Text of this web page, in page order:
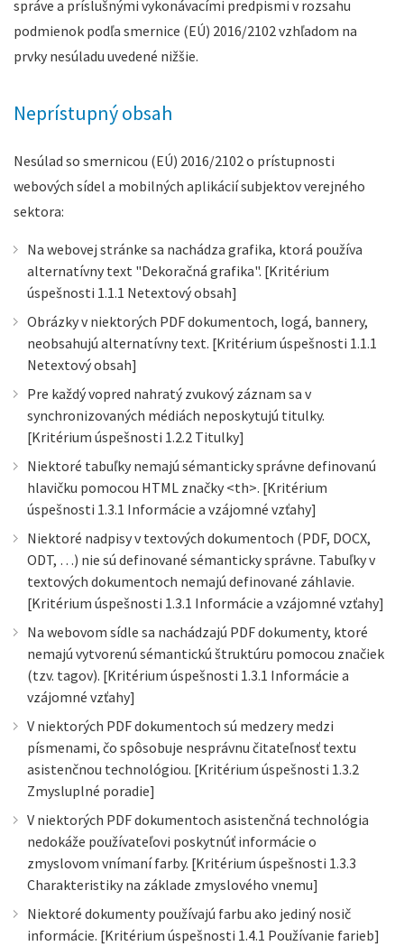
správe a príslušnými vykonávacími predpismi v rozsahu
podmienok podľa smernice (EÚ) 2016/2102 vzhľadom na
prvky nesúladu uvedené nižšie.
Neprístupný obsah
Nesúlad so smernicou (EÚ) 2016/2102 o prístupnosti
webových sídel a mobilných aplikácií subjektov verejného
sektora:
Na webovej stránke sa nachádza grafika, ktorá používa
alternatívny text "Dekoračná grafika". [Kritérium
úspešnosti 1.1.1 Netextový obsah]
Obrázky v niektorých PDF dokumentoch, logá, bannery,
neobsahujú alternatívny text. [Kritérium úspešnosti 1.1.1
Netextový obsah]
Pre každý vopred nahratý zvukový záznam sa v
synchronizovaných médiách neposkytujú titulky.
[Kritérium úspešnosti 1.2.2 Titulky]
Niektoré tabuľky nemajú sémanticky správne definovanú
hlavičku pomocou HTML značky <th>. [Kritérium
úspešnosti 1.3.1 Informácie a vzájomné vzťahy]
Niektoré nadpisy v textových dokumentoch (PDF, DOCX,
ODT, …) nie sú definované sémanticky správne. Tabuľky v
textových dokumentoch nemajú definované záhlavie.
[Kritérium úspešnosti 1.3.1 Informácie a vzájomné vzťahy]
Na webovom sídle sa nachádzajú PDF dokumenty, ktoré
nemajú vytvorenú sémantickú štruktúru pomocou značiek
(tzv. tagov). [Kritérium úspešnosti 1.3.1 Informácie a
vzájomné vzťahy]
V niektorých PDF dokumentoch sú medzery medzi
písmenami, čo spôsobuje nesprávnu čitateľnosť textu
asistenčnou technológiou. [Kritérium úspešnosti 1.3.2
Zmysluplné poradie]
V niektorých PDF dokumentoch asistenčná technológia
nedokáže používateľovi poskytnúť informácie o
zmyslovom vnímaní farby. [Kritérium úspešnosti 1.3.3
Charakteristiky na základe zmyslového vnemu]
Niektoré dokumenty používajú farbu ako jediný nosič
informácie. [Kritérium úspešnosti 1.4.1 Používanie farieb]